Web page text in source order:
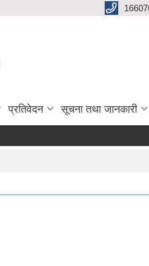
प्रतिवेदन सूचना तथा जानकारी